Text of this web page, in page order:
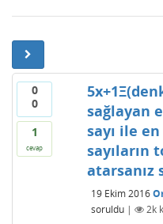
0
0
1
cevap
sağlayan
sayı ile
sayıların
atarsanız
19 Ekim 2016
soruldu | 2k